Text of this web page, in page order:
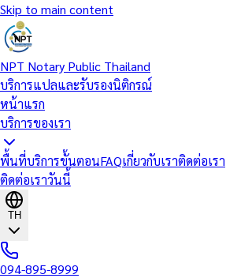
Skip to main content
NPT Notary Public Thailand
บริการแปลและรับรองนิติกรณ์
หน้าแรก
บริการของเรา
พื้นที่บริการขั้นตอนFAQเกี่ยวกับเราติดต่อเรา
ติดต่อเราวันนี้
TH
094-895-8999